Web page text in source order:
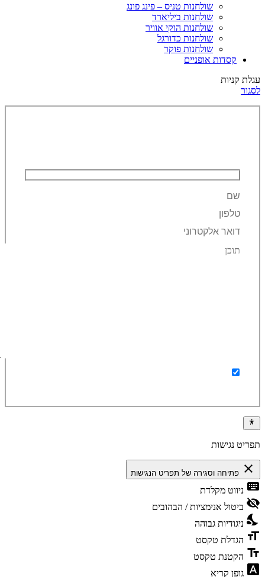
שולחנות טניס – פינג פונג
שולחנות ביליארד
שולחנות הוקי אוויר
שולחנות כדורגל
שולחנות פוקר
קסדות אופניים
עגלת קניות
לסגור
תפריט נגישות
close פתיחה וסגירה של תפריט הנגישות
keyboard ניווט מקלדת
visibility_off ביטול אנימציות / הבהובים
nights_stay ניגודיות גבוהה
format_size הגדלת טקסט
text_fields הקטנת טקסט
font_download גופן קריא